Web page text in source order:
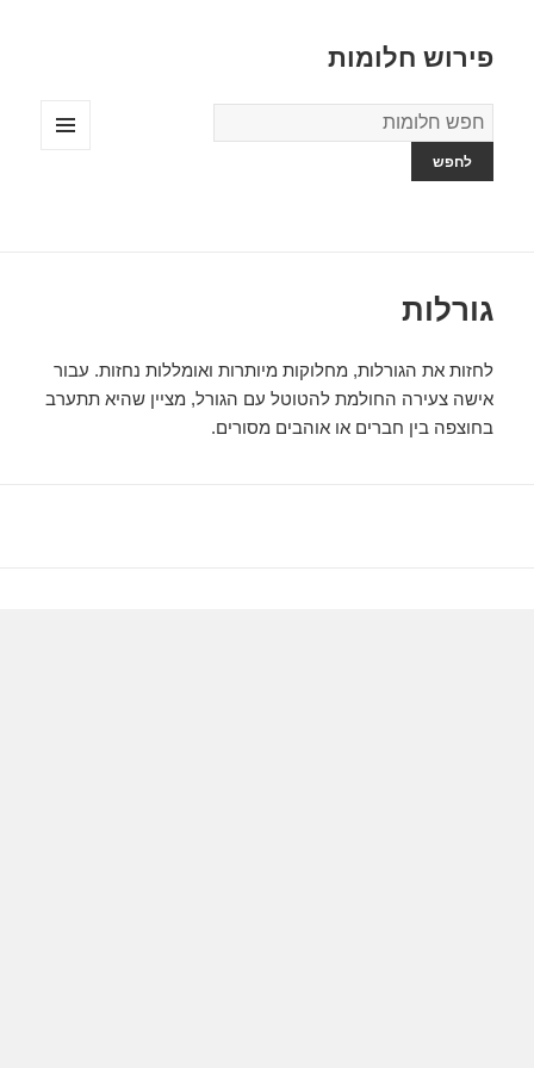
פירוש חלומות
מילון
החלומות
גורלות
לחזות את הגורלות, מחלוקות מיותרות ואומללות נחזות. עבור
אישה צעירה החולמת להטוטל עם הגורל, מציין שהיא תתערב
בחוצפה בין חברים או אוהבים מסורים.